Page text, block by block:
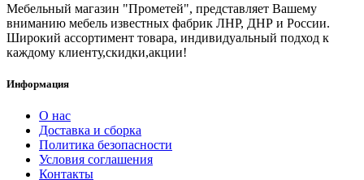
Мебельный магазин "Прометей", представляет Вашему
вниманию мебель известных фабрик ЛНР, ДНР и России.
Широкий ассортимент товара, индивидуальный подход к
каждому клиенту,скидки,акции!
Информация
О нас
Доставка и сборка
Политика безопасности
Условия соглашения
Контакты